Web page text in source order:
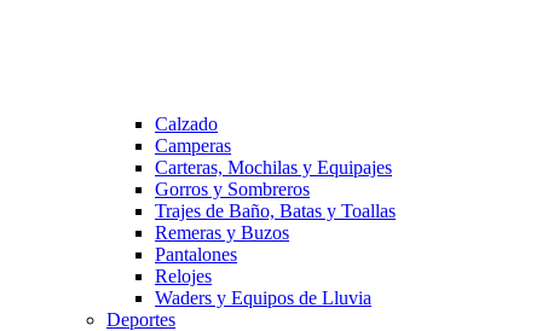
Calzado
Camperas
Carteras, Mochilas y Equipajes
Gorros y Sombreros
Trajes de Baño, Batas y Toallas
Remeras y Buzos
Pantalones
Relojes
Waders y Equipos de Lluvia
Deportes